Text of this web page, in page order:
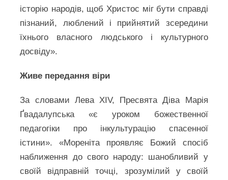
історію народів, щоб Христос міг бути справді
пізнаний, люблений і прийнятий зсередини
їхнього власного людського і культурного
досвіду».
Живе передання віри
За словами Лева XIV, Пресвята Діва Марія
Ґвадалупська «є уроком божественної
педагогіки про інкультурацію спасенної
істини». «Мореніта проявляє Божий спосіб
наближення до свого народу: шанобливий у
своїй відправній точці, зрозумілий у своїй